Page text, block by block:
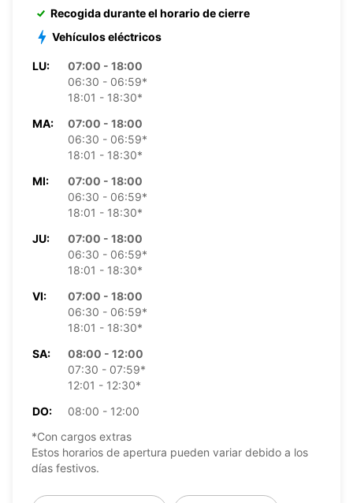
Recogida durante el horario de cierre
Vehículos eléctricos
LU:
07:00 - 18:00
06:30 - 06:59*
18:01 - 18:30*
MA:
07:00 - 18:00
06:30 - 06:59*
18:01 - 18:30*
MI:
07:00 - 18:00
06:30 - 06:59*
18:01 - 18:30*
JU:
07:00 - 18:00
06:30 - 06:59*
18:01 - 18:30*
VI:
07:00 - 18:00
06:30 - 06:59*
18:01 - 18:30*
SA:
08:00 - 12:00
07:30 - 07:59*
12:01 - 12:30*
DO:
08:00 - 12:00
*Con cargos extras
Estos horarios de apertura pueden variar debido a los
días festivos.